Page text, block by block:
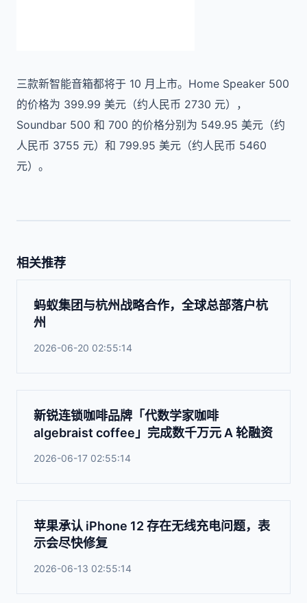
三款新智能音箱都将于 10 月上市。Home Speaker 500
的价格为 399.99 美元（约人民币 2730 元），
Soundbar 500 和 700 的价格分别为 549.95 美元（约
人民币 3755 元）和 799.95 美元（约人民币 5460
元）。
相关推荐
蚂蚁集团与杭州战略合作，全球总部落户杭
州
2026-06-20 02:55:14
新锐连锁咖啡品牌「代数学家咖啡
algebraist coffee」完成数千万元 A 轮融资
2026-06-17 02:55:14
苹果承认 iPhone 12 存在无线充电问题，表
示会尽快修复
2026-06-13 02:55:14